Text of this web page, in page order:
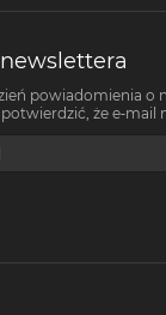
powiadomienia o
że e-mail